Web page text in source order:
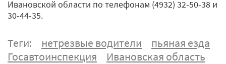
Ивановской области по телефонам (4932) 32-50-38 и
30-44-35.
Теги: нетрезвые водители
пьяная езда
Госавтоинспекция
Ивановская область